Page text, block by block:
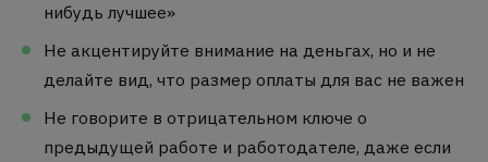
нибудь лучшее»
Не акцентируйте внимание на деньгах, но и не
делайте вид, что размер оплаты для вас не важен
Не говорите в отрицательном ключе о
предыдущей работе и работодателе, даже если